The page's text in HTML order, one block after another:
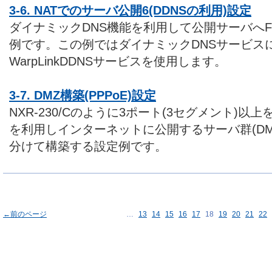
3-6. NATでのサーバ公開6(DDNSの利用)設定
ダイナミックDNS機能を利用して公開サーバへ
例です。この例ではダイナミックDNSサービス
WarpLinkDDNSサービスを使用します。
3-7. DMZ構築(PPPoE)設定
NXR-230/Cのように3ポート(3セグメント)以上
を利用しインターネットに公開するサーバ群
分けて構築する設定例です。
←前のページ … 13 14 15 16 17 18 19 20 21 22